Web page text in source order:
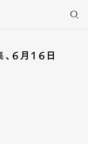
、6月16日